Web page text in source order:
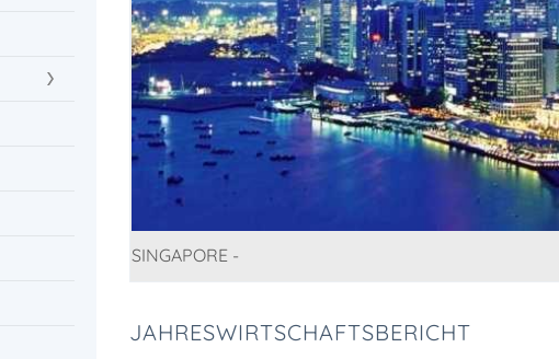
SINGAPORE -
JAHRESWIRTSCHAFTSBERICHT